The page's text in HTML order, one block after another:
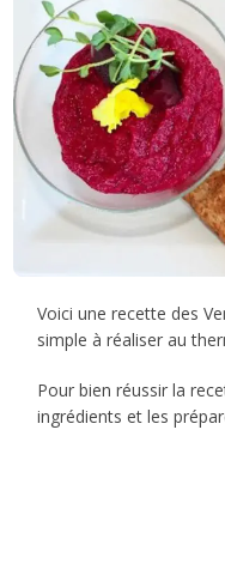
Voici une recette des
simple à réaliser au
Pour bien réussir la
ingrédients et les